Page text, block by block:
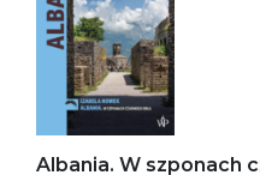
Albania. W szponach